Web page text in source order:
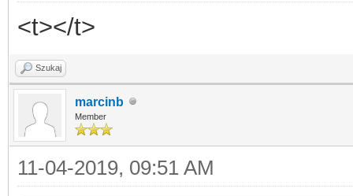
<t></t>
Szukaj
marcinb
Member
11-04-2019, 09:51 AM